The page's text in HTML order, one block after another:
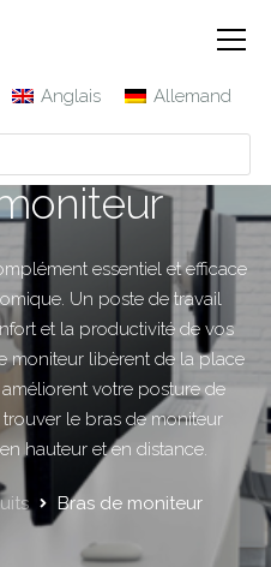
Anglais Allemand
essentiel et efficace
Un poste de travail
et la productivité de vos
moniteur libèrent de la place
votre posture de
le bras de moniteur
hauteur et en distance.
Bras de moniteur